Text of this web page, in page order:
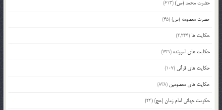
حضرت محمد (ص)(613)
حضرت معصومه (س)(45)
حکایت ها (2,244)
حکایت های آموزنده (749)
حکایت های قرآنی (107)
حکایت های معصومین (838)
حکومت جهانی امام زمان (عج)(24)